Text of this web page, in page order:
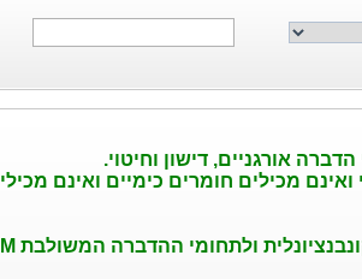
אורגניים, דישון וחיטוי.
מכילים חומרים כימיים ואינם
ולתחומי ההדברה המשולבת